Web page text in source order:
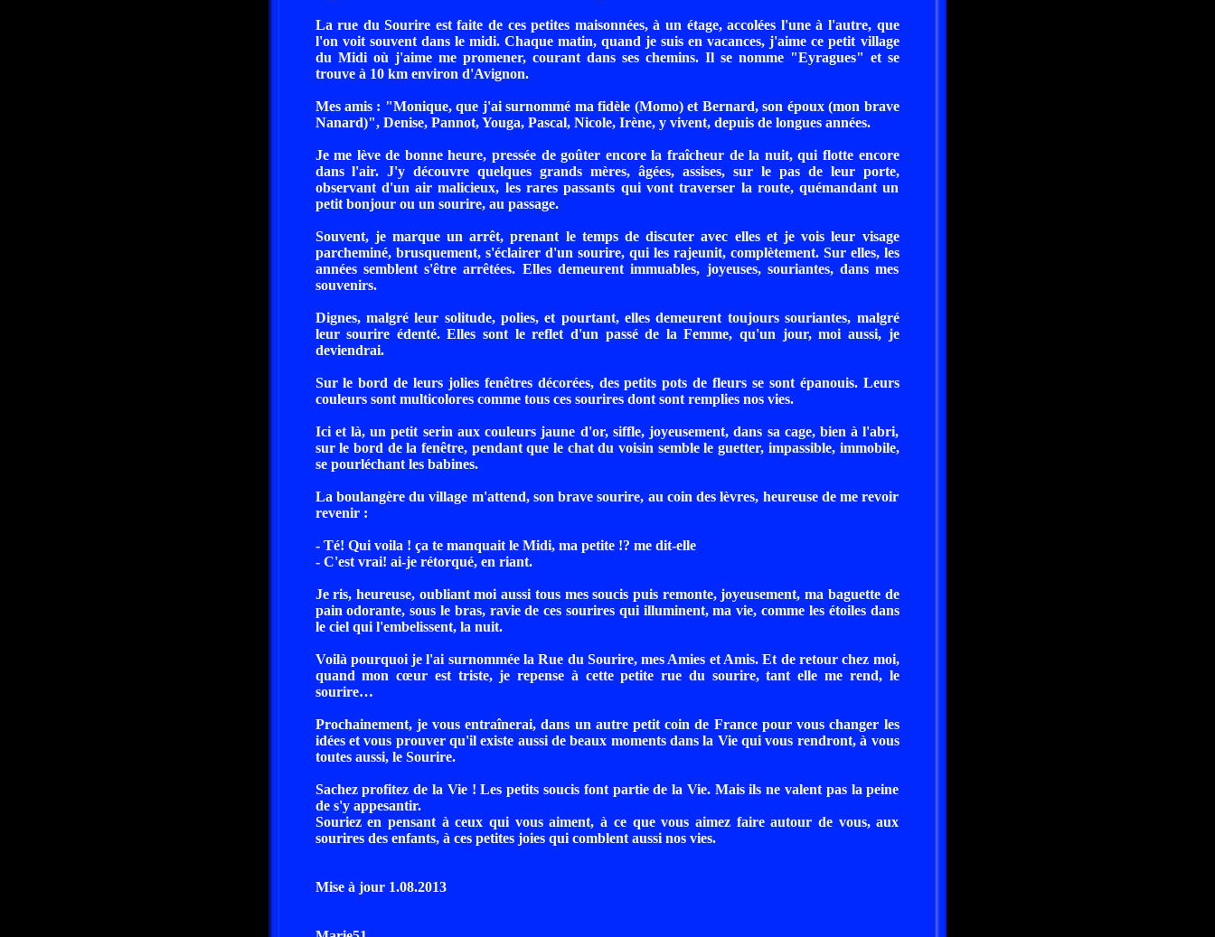
La rue du Sourire est faite de ces petites maisonnées, à un étage, accolées l'une à l'autre, que
l'on voit souvent dans le midi. Chaque matin, quand je suis en vacances, j'aime ce petit village
du Midi où j'aime me promener, courant dans ses chemins. Il se nomme "Eyragues" et se
trouve à 10 km environ d'Avignon.
Mes amis : "Monique, que j'ai surnommé ma fidèle (Momo) et Bernard, son époux (mon brave
Nanard)", Denise, Pannot, Youga, Pascal, Nicole, Irène, y vivent, depuis de longues années.
Je me lève de bonne heure, pressée de goûter encore la fraîcheur de la nuit, qui flotte encore
dans l'air. J'y découvre quelques grands mères, âgées, assises, sur le pas de leur porte,
observant d'un air malicieux, les rares passants qui vont traverser la route, quémandant un
petit bonjour ou un sourire, au passage.
Souvent, je marque un arrêt, prenant le temps de discuter avec elles et je vois leur visage
parcheminé, brusquement, s'éclairer d'un sourire, qui les rajeunit, complètement. Sur elles, les
années semblent s'être arrêtées. Elles demeurent immuables, joyeuses, souriantes, dans mes
souvenirs.
Dignes, malgré leur solitude, polies, et pourtant, elles demeurent toujours souriantes, malgré
leur sourire édenté. Elles sont le reflet d'un passé de la Femme, qu'un jour, moi aussi, je
deviendrai.
Sur le bord de leurs jolies fenêtres décorées, des petits pots de fleurs se sont épanouis. Leurs
couleurs sont multicolores comme tous ces sourires dont sont remplies nos vies.
Ici et là, un petit serin aux couleurs jaune d'or, siffle, joyeusement, dans sa cage, bien à l'abri,
sur le bord de la fenêtre, pendant que le chat du voisin semble le guetter, impassible, immobile,
se pourléchant les babines.
La boulangère du village m'attend, son brave sourire, au coin des lèvres, heureuse de me revoir
revenir :
- Té! Qui voila ! ça te manquait le Midi, ma petite !? me dit-elle
- C'est vrai! ai-je rétorqué, en riant.
Je ris, heureuse, oubliant moi aussi tous mes soucis puis remonte, joyeusement, ma baguette de
pain odorante, sous le bras, ravie de ces sourires qui illuminent, ma vie, comme les étoiles dans
le ciel qui l'embelissent, la nuit.
Voilà pourquoi je l'ai surnommée la Rue du Sourire, mes Amies et Amis. Et de retour chez moi,
quand mon cœur est triste, je repense à cette petite rue du sourire, tant elle me rend, le
sourire…
Prochainement, je vous entraînerai, dans un autre petit coin de France pour vous changer les
idées et vous prouver qu'il existe aussi de beaux moments dans la Vie qui vous rendront, à vous
toutes aussi, le Sourire.
Sachez profitez de la Vie ! Les petits soucis font partie de la Vie. Mais ils ne valent pas la peine
de s'y appesantir.
Souriez en pensant à ceux qui vous aiment, à ce que vous aimez faire autour de vous, aux
sourires des enfants, à ces petites joies qui comblent aussi nos vies.
Mise à jour 1.08.2013